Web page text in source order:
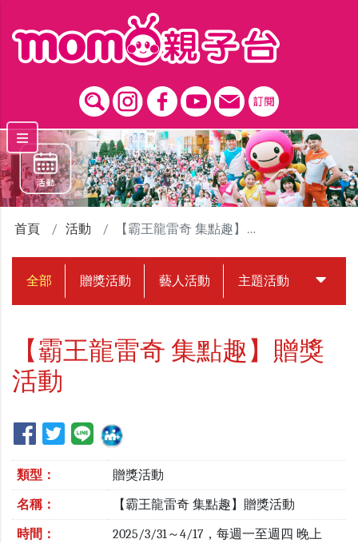
首頁 活動 【霸王龍雷奇 集點趣】贈獎活動
全部 贈獎活動 藝人活動 主題活動 中獎名
【霸王龍雷奇 集點趣】贈獎
活動
類型： 贈獎活動
名稱： 【霸王龍雷奇 集點趣】贈獎活動
時間：
2025/3/31～4/17，每週一至週四 晚上